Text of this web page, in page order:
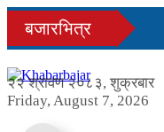
Skip
content
बजारभित्र
२२ श्रावण २०८३, शुक्रबार
Friday, August 7, 2026